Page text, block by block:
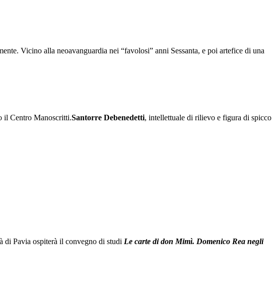
Vicino alla neoavanguardia nei “favolosi” anni Sessanta, e poi artefice di una
il Centro Manoscritti.Santorre Debenedetti, intellettuale di rilievo e figura di spicco
di Pavia ospiterà il convegno di studi Le carte di don Mimì. Domenico Rea negli